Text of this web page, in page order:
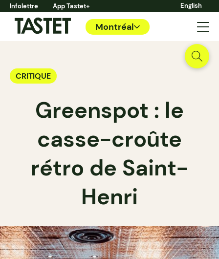
Infolettre App Tastet+ English
Montréal
CRITIQUE
Greenspot : le
casse-croûte
rétro de Saint-
Henri